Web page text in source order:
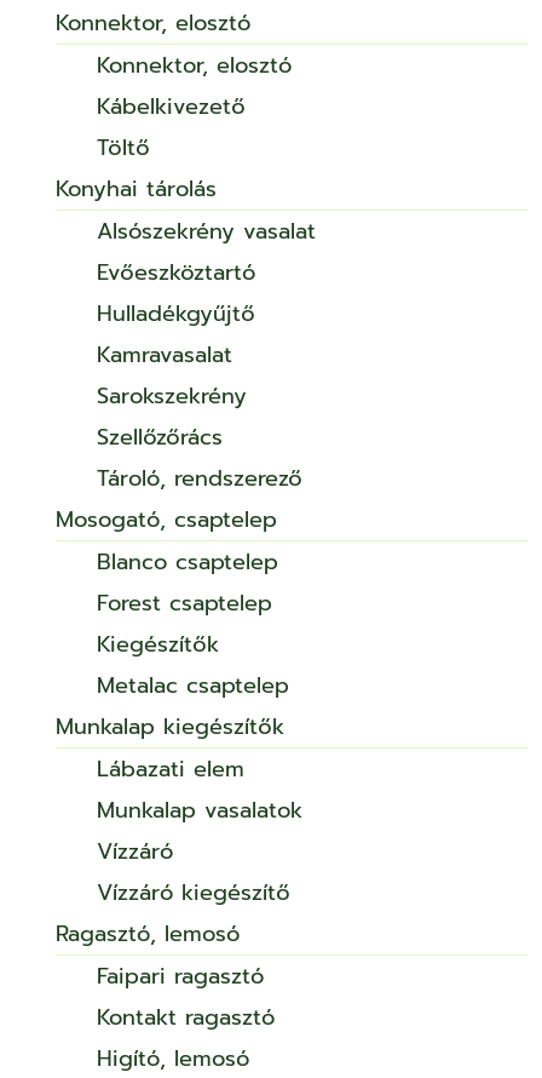
Konnektor, elosztó
Konnektor, elosztó
Kábelkivezető
Töltő
Konyhai tárolás
Alsószekrény vasalat
Evőeszköztartó
Hulladékgyűjtő
Kamravasalat
Sarokszekrény
Szellőzőrács
Tároló, rendszerező
Mosogató, csaptelep
Blanco csaptelep
Forest csaptelep
Kiegészítők
Metalac csaptelep
Munkalap kiegészítők
Lábazati elem
Munkalap vasalatok
Vízzáró
Vízzáró kiegészítő
Ragasztó, lemosó
Faipari ragasztó
Kontakt ragasztó
Higító, lemosó